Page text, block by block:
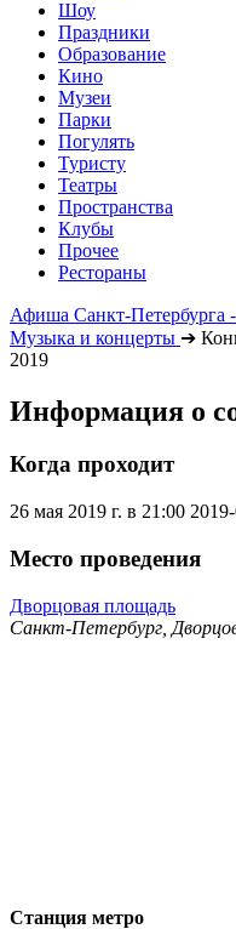
Шоу
Праздники
Образование
Кино
Музеи
Парки
Погулять
Туристу
Театры
Пространства
Клубы
Прочее
Рестораны
Афиша Санкт-Петербурга -
Музыка и концерты ➔
2019
Информация о
Когда проходит
26 мая 2019 г. в 21:00
Место проведения
Дворцовая площадь
Санкт-Петербург,
Станция метро